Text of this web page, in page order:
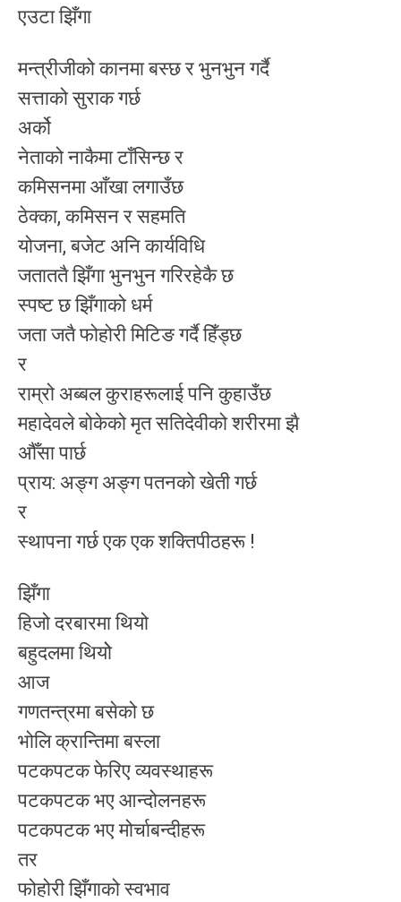
एउटा झिँगा
मन्त्रीजीको कानमा बस्छ र भुनभुन गर्दै
सत्ताको सुराक गर्छ
अर्को
नेताको नाकैमा टाँसिन्छ र
कमिसनमा आँखा लगाउँछ
ठेक्का, कमिसन र सहमति
योजना, बजेट अनि कार्यविधि
जताततै झिँगा भुनभुन गरिरहेकै छ
स्पष्ट छ झिँगाको धर्म
जता जतै फोहोरी मिटिङ गर्दै हिँड्छ
र
राम्रो अब्बल कुराहरूलाई पनि कुहाउँछ
महादेवले बोकेको मृत सतिदेवीको शरीरमा झै
अ‍ौँसा पार्छ
प्राय: अङ्ग अङ्ग पतनको खेती गर्छ
र
स्थापना गर्छ एक एक शक्तिपीठहरू !
झिँगा
हिजो दरबारमा थियो
बहुदलमा थियोे
आज
गणतन्त्रमा बसेको छ
भोलि क्रान्तिमा बस्ला
पटकपटक फेरिए व्यवस्थाहरू
पटकपटक भए आन्दोलनहरू
पटकपटक भए मोर्चाबन्दीहरू
तर
फोहोरी झिँगाको स्वभाव